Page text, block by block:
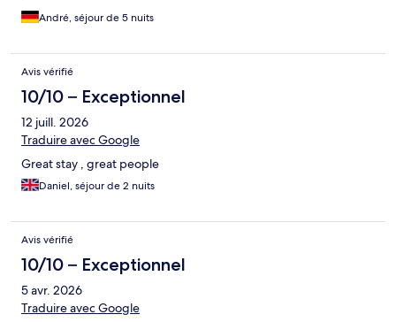
André, séjour de 5 nuits
Avis vérifié
10/10 – Exceptionnel
12 juill. 2026
Traduire avec Google
Great stay , great people
Daniel, séjour de 2 nuits
Avis vérifié
10/10 – Exceptionnel
5 avr. 2026
Traduire avec Google